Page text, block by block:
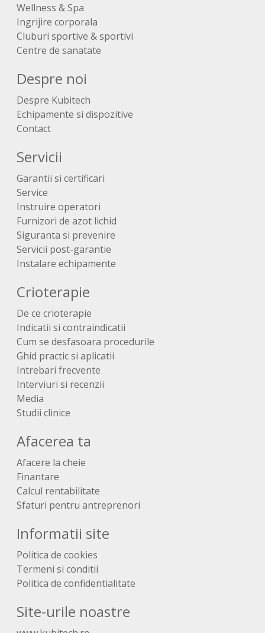
Wellness & Spa
Ingrijire corporala
Cluburi sportive & sportivi
Centre de sanatate
Despre noi
Despre Kubitech
Echipamente si dispozitive
Contact
Servicii
Garantii si certificari
Service
Instruire operatori
Furnizori de azot lichid
Siguranta si prevenire
Servicii post-garantie
Instalare echipamente
Crioterapie
De ce crioterapie
Indicatii si contraindicatii
Cum se desfasoara procedurile
Ghid practic si aplicatii
Intrebari frecvente
Interviuri si recenzii
Media
Studii clinice
Afacerea ta
Afacere la cheie
Finantare
Calcul rentabilitate
Sfaturi pentru antreprenori
Informatii site
Politica de cookies
Termeni si conditii
Politica de confidentialitate
Site-urile noastre